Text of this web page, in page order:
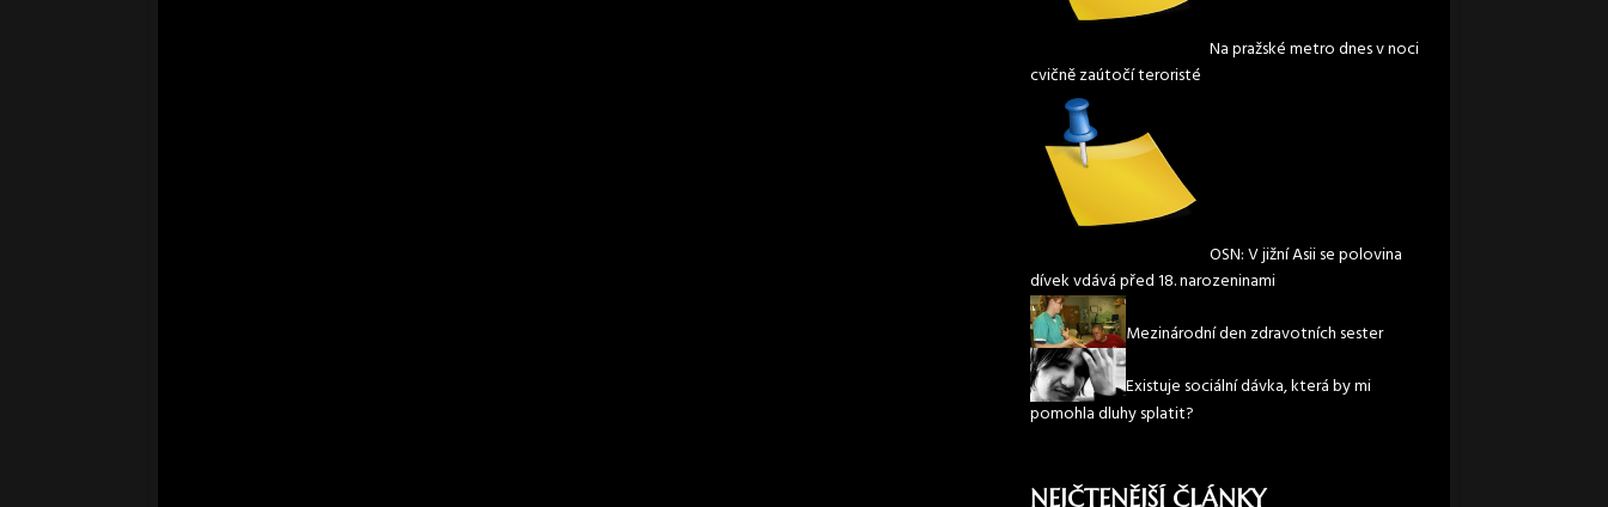
Na pražské metro dnes v noci
cvičně zaútočí teroristé
OSN: V jižní Asii se polovina
dívek vdává před 18. narozeninami
Mezinárodní den zdravotních sester
Existuje sociální dávka, která by mi
pomohla dluhy splatit?
NEJČTENĚJŠÍ ČLÁNKY